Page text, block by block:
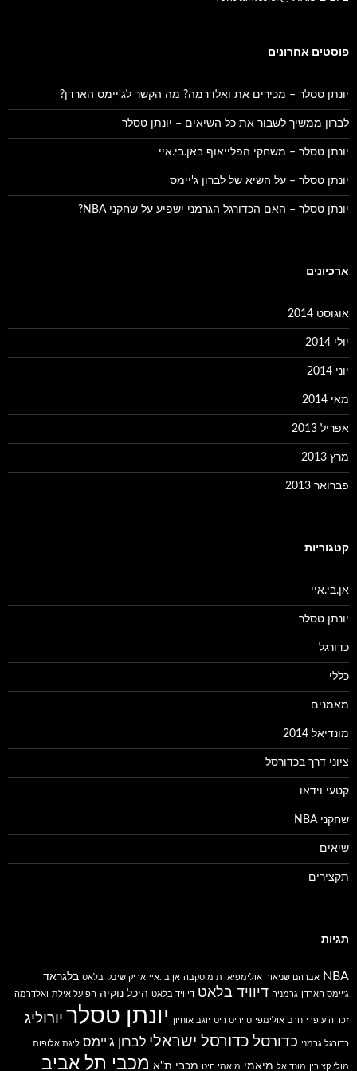
פוסטים אחרונים
יונתן טסלר – מכירים את ואלדרמה? מה הקשר לג'יימס הארדן?
לברון ממשיך לשבור את כל השיאים – יונתן טסלר
יונתן טסלר – משחקי הפלייאוף באן.בי.איי
יונתן טסלר – על השיא של לברון ג'יימס
יונתן טסלר – האם הכדורגל הגרמני ישפיע על שחקני NBA?
ארכיונים
אוגוסט 2014
יולי 2014
יוני 2014
מאי 2014
אפריל 2013
מרץ 2013
פברואר 2013
קטגוריות
אן.בי.איי
יונתן טסלר
כדורגל
כללי
מאמנים
מונדיאל 2014
ציוני דרך בכדורסל
קטעי וידאו
שחקני NBA
שיאים
תקצירים
תגיות
NBA אברהם שניאור אולימפיאדת מוסקבה אן.בי.איי אריק שיבק בלאט בלגראד
ג'יימס הארדן גרמניה דיוויד בלאט דייויד בלאט היכל נוקיה הפועל אילת ואלדרמה
זכריה עופרי חרם אולימפי טייריס ריס יוגב אוחיון יונתן טסלר יורוליג
כדורגל גרמני כדורסל כדורסל ישראלי לברון ג'יימס ליגת אלופות
מולי קצורין מונדיאל מיאמי מיאמי היט מכבי ת"א מכבי תל אביב